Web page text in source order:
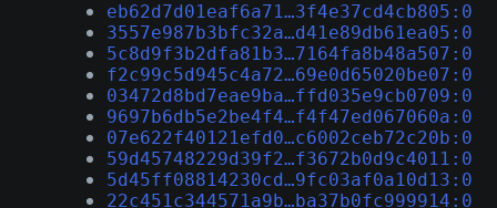
eb62d7d01eaf6a71…3f4e37cd4cb805:0
3557e987b3bfc32a…d41e89db61ea05:0
5c8d9f3b2dfa81b3…7164fa8b48a507:0
f2c99c5d945c4a72…69e0d65020be07:0
03472d8bd7eae9ba…ffd035e9cb0709:0
9697b6db5e2be4f4…f4f47ed067060a:0
07e622f40121efd0…c6002ceb72c20b:0
59d45748229d39f2…f3672b0d9c4011:0
5d45ff08814230cd…9fc03af0a10d13:0
22c451c344571a9b…ba37b0fc999914:0